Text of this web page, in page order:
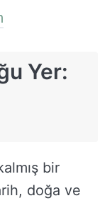
Yer:
bir
doğa ve